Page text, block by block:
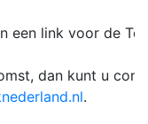
een link voor de
dan kunt u
.